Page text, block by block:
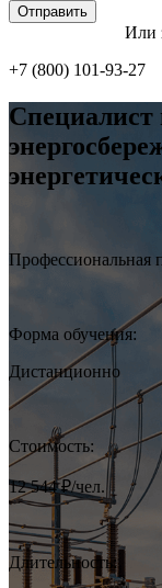
Или
+7 (800) 101-93-27
Специалист
Профессиональная
Форма обучения:
Дистанционно
Стоимость:
12 544 ₽/чел.
Длительность: